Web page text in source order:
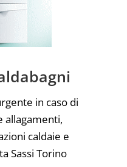
in caso di
allagamenti,
caldaie e
Sassi Torino